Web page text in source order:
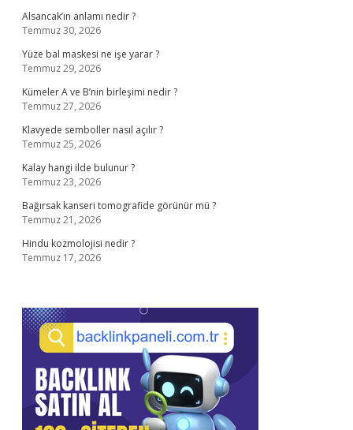
Alsancak’ın anlamı nedir ?
Temmuz 30, 2026
Yüze bal maskesi ne işe yarar ?
Temmuz 29, 2026
Kümeler A ve B’nin birleşimi nedir ?
Temmuz 27, 2026
Klavyede semboller nasıl açılır ?
Temmuz 25, 2026
Kalay hangi ilde bulunur ?
Temmuz 23, 2026
Bağırsak kanseri tomografide görünür mü ?
Temmuz 21, 2026
Hindu kozmolojisi nedir ?
Temmuz 17, 2026